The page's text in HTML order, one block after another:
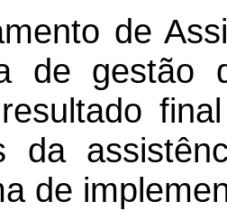
de
de gestão
da
de